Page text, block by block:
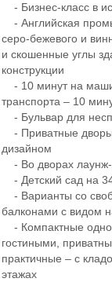
- Бизнес-класс в
- Английская
серо-бежевого и
и скошенные углы
конструкции
- 10 минут на
транспорта – 10
- Бульвар для
- Приватные
дизайном
- Во дворах лаунж-
- Детский сад на
- Варианты со
балконами с видом
- Компактные
гостиными,
практичные – с
этажах